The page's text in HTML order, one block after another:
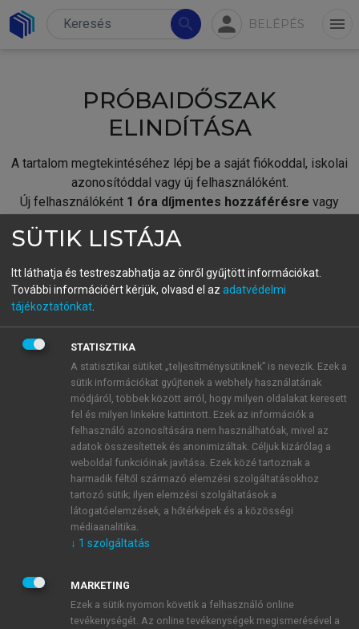
search person BELÉPÉS menu
PRÓBAIDŐSZAK
ELINDÍTÁSA
A tartalom megtekintéséhez lépj be a saját fiókoddal, iskolai
azonosítóddal vagy új felhasználóként.
Új felhasználóként 1 óra díjmentes hozzáférésre vagy
fiókoddal,vagy hozz létre új fiókot.
A regisztráció után apróbaidőszakautomatikusan
BELÉPÉS SAJÁT FIÓKKAL
ÚJ FIÓK LÉTREHOZÁSA
1 óra díjmentes hozzáférés
E-MAIL-CÍM
JELSZÓ
SÜTIK LISTÁJA
Itt láthatja és testreszabhatja az önről gyűjtött információkat.
További információért kérjük, olvasd el az adatvédelmi
tájékoztatónkat
STATISZTIKA
A statisztikai sütiket „teljesítménysütiknek” is nevezik. Ezek a
sütik információkat gyűjtenek a webhely használatának
módjáról, többek között arról, hogy milyen oldalakat keresett
fel és milyen linkekre kattintott. Ezek az információk a
felhasználó azonosítására nem használhatóak, mivel az
adatok összesítettek és anonimizáltak. Céljuk kizárólag a
weboldal funkcióinak javítása. Ezek közé tartoznak a
harmadik féltől származó elemzési szolgáltatásokhoz
tartozó sütik; ilyen elemzési szolgáltatások a
látogatóelemzések, a hőtérképek és a közösségi
médiaanalitika.
↓ 1 szolgáltatás
MARKETING
Ezek a sütik nyomon követik a felhasználó online
tevékenységét. Az online tevékenységek megismerésével a